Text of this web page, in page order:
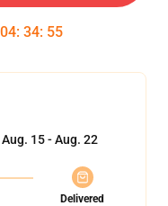
04: 34: 54
Aug. 15 - Aug. 22
Delivered